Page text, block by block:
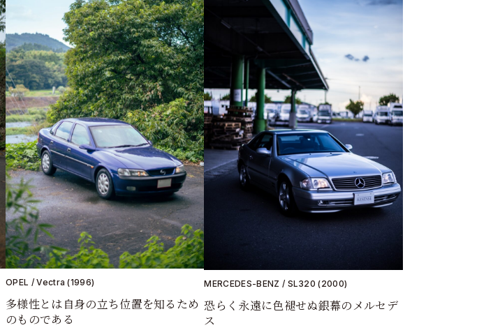
OPEL / Vectra (1996)
多様性とは自身の立ち位置を知るため
のものである
MERCEDES-BENZ / SL320 (2000)
恐らく永遠に色褪せぬ銀幕のメルセデ
ス